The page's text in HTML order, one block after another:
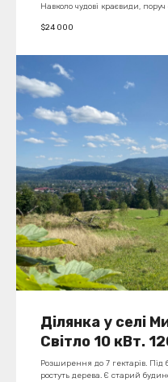
Навколо чудові краєвиди, поруч
$24 000
Ділянка у селі
Світло 10 кВт.
Розширення до 7 гектарів. Під
ростуть дерева. Є старий